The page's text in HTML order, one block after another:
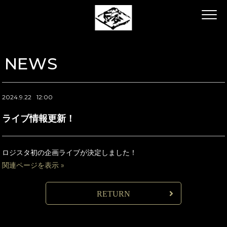
NEWS
2024.9.22 12:00
ライブ情報更新！
ロジスタ初の企画ライブが決定しました！
関連ページを表示 »
RETURN